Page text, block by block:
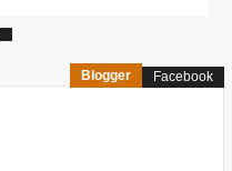
Blogger Facebook